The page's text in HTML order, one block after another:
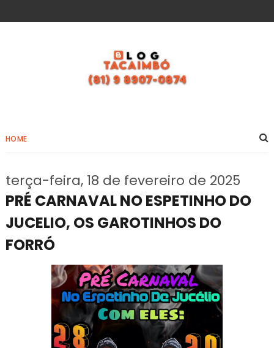
HOME
terça-feira, 18 de fevereiro de 2025
PRÉ CARNAVAL NO ESPETINHO DO
JUCELIO, OS GAROTINHOS DO
FORRÓ